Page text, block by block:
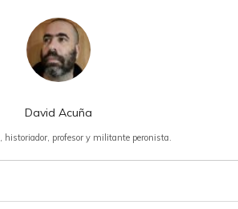
David Acuña
, historiador, profesor y militante peronista.